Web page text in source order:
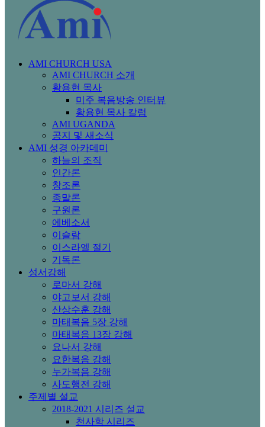
AMI CHURCH USA
AMI CHURCH 소개
황용현 목사
미주 복음방송 인터뷰
황용현 목사 칼럼
AMI UGANDA
공지 및 새소식
AMI 성경 아카데미
하늘의 조직
인간론
창조론
종말론
구원론
에베소서
이슬람
이스라엘 절기
기독론
성서강해
로마서 강해
야고보서 강해
산상수훈 강해
마태복음 5장 강해
마태복음 13장 강해
요나서 강해
요한복음 강해
누가복음 강해
사도행전 강해
주제별 설교
2018-2021 시리즈 설교
천사학 시리즈